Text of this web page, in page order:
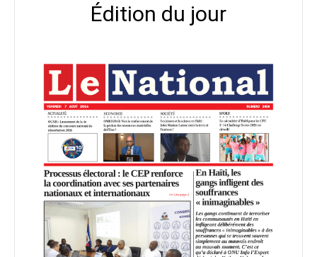
Édition du jour